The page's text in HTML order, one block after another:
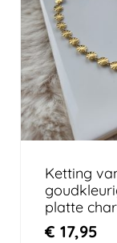
Ketting
platte
€ 17,95